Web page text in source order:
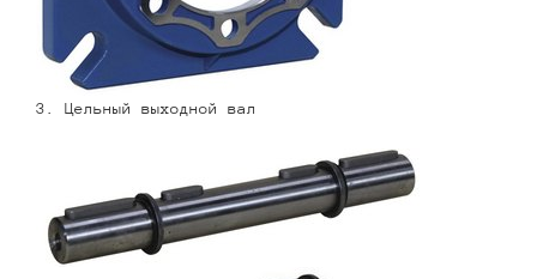
3. Цельный выходной вал